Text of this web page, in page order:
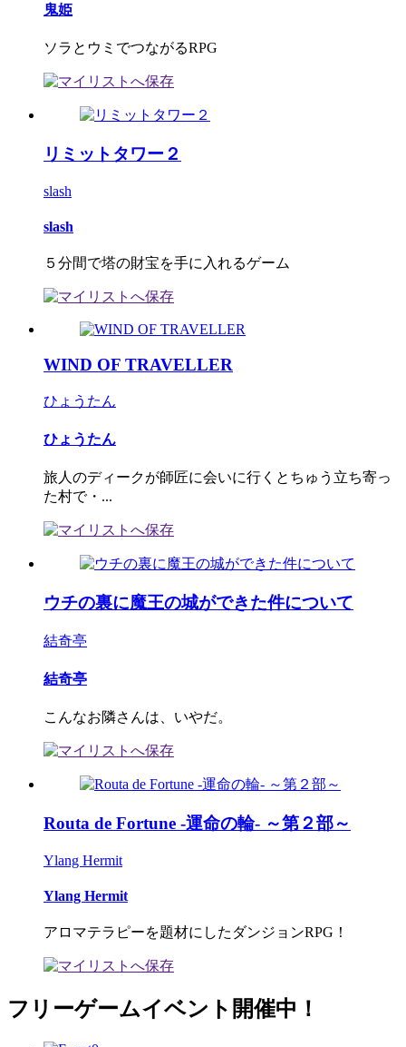
鬼姫
ソラとウミでつながるRPG
リミットタワー２
slash
slash
５分間で塔の財宝を手に入れるゲーム
WIND OF TRAVELLER
ひょうたん
ひょうたん
旅人のディークが師匠に会いに行くとちゅう立ち寄っ
た村で・...
ウチの裏に魔王の城ができた件について
結奇亭
結奇亭
こんなお隣さんは、いやだ。
Routa de Fortune -運命の輪- ～第２部～
Ylang Hermit
Ylang Hermit
アロマテラピーを題材にしたダンジョンRPG！
フリーゲームイベント開催中！